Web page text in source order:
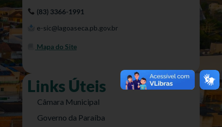
(83) 3366-1991
e-sic@lagoaseca.pb.gov.br
Mapa do Site
Links Úteis
Câmara Municipal
Governo da Paraíba